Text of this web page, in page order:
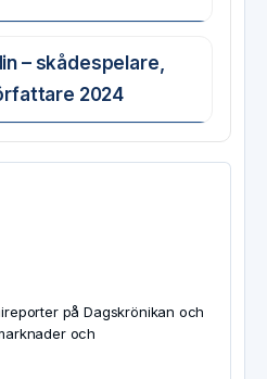
– skådespelare,
2024
på Dagskrönikan och
och